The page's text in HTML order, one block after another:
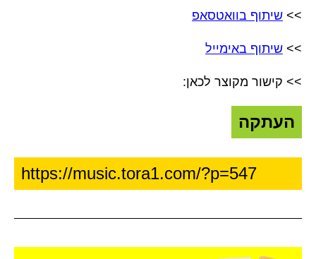
>> שיתוף בוואטסאפ
>> שיתוף באימייל
>> קישור מקוצר לכאן:
העתקה